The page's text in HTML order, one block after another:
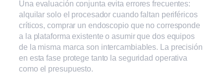
Una evaluación conjunta evita errores frecuentes:
alquilar solo el procesador cuando faltan periféricos
críticos, comprar un endoscopio que no corresponde
a la plataforma existente o asumir que dos equipos
de la misma marca son intercambiables. La precisión
en esta fase protege tanto la seguridad operativa
como el presupuesto.